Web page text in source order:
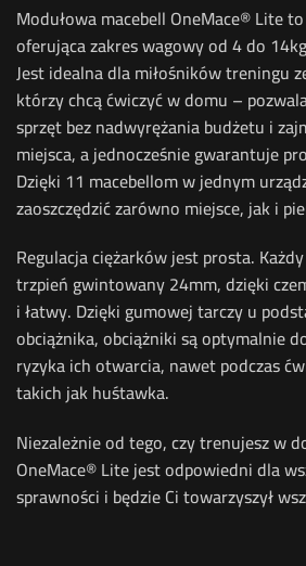
Modułowa macebell OneMace® Lite
oferująca zakres wagowy od 4 do
Jest idealna dla miłośników treningu
którzy chcą ćwiczyć w domu –
sprzęt bez nadwyrężania budżetu i
miejsca, a jednocześnie gwarantuje
Dzięki 11 macebellom w jednym
zaoszczędzić zarówno miejsce, jak i
Regulacja ciężarków jest prosta.
trzpień gwintowany 24mm, dzięki
i łatwy. Dzięki gumowej tarczy u
obciążnika, obciążniki są optymalnie
ryzyka ich otwarcia, nawet podczas
takich jak huśtawka.
Niezależnie od tego, czy trenujesz w
OneMace® Lite jest odpowiedni dla
sprawności i będzie Ci towarzyszył